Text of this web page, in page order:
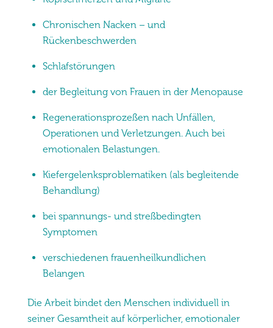
Chronischen Nacken – und
Rückenbeschwerden
Schlafstörungen
der Begleitung von Frauen in der Menopause
Regenerationsprozeßen nach Unfällen,
Operationen und Verletzungen. Auch bei
emotionalen Belastungen.
Kiefergelenksproblematiken (als begleitende
Behandlung)
bei spannungs- und streßbedingten
Symptomen
verschiedenen frauenheilkundlichen
Belangen
Die Arbeit bindet den Menschen individuell in
seiner Gesamtheit auf körperlicher, emotionaler